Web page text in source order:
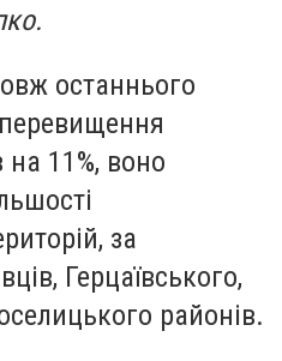
останнього
на 11%, воно
за
Герцаївського,
районів.